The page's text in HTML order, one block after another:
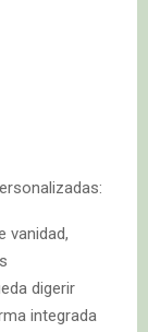
vanidad,
digerir
integrada